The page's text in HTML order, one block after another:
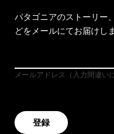
パタゴニアのストーリー
どをメールにてお届けし
メールアドレス（入力間違い
登録